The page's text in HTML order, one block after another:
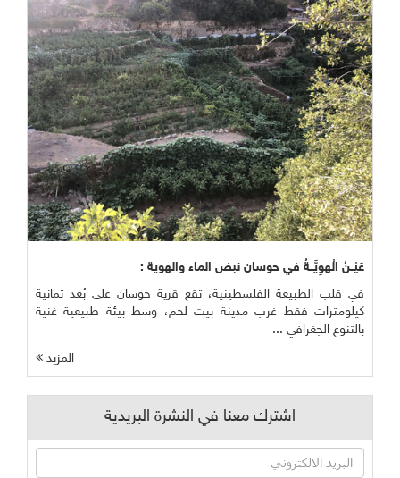
عَيْــنُ الْهوِيَّــةُ في حوسان نبض الماء والهوية :
في قلب الطبيعة الفلسطينية، تقع قرية حوسان على بُعد ثمانية
كيلومترات فقط غرب مدينة بيت لحم، وسط بيئة طبيعية غنية
بالتنوع الجغرافي ...
المزيد
اشترك معنا في النشرة البريدية